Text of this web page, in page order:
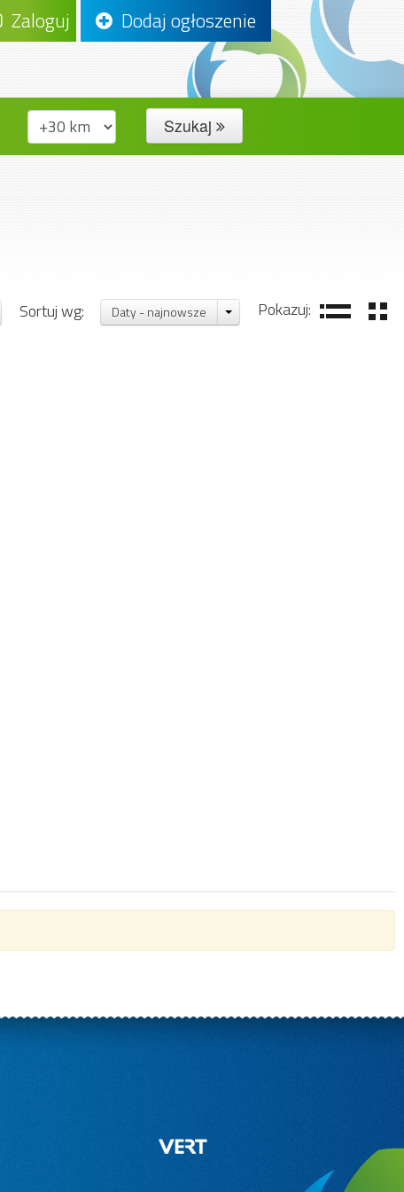
Zaloguj Dodaj ogłoszenie
Szukaj
Pokazuj:
Sortuj wg: Daty - najnowsze